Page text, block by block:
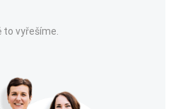
to vyřešíme.